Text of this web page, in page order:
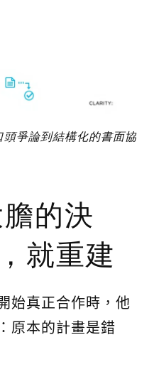
爭論到結構化的書面協
的決
就重建
始真正合作時，他
原本的計畫是錯